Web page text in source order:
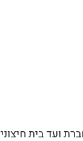
ועד בית חיצוני